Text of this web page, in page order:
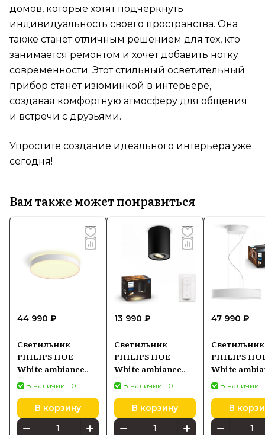
домов, которые хотят подчеркнуть
индивидуальность своего пространства. Она
также станет отличным решением для тех, кто
занимается ремонтом и хочет добавить нотку
современности. Этот стильный осветительный
прибор станет изюминкой в интерьере,
создавая комфортную атмосферу для общения
и встречи с друзьями.
Упростите создание идеального интерьера уже
сегодня!
Вам также может понравиться
44 990 ₽
Светильник
PHILIPS HUE
White ambiance
Enrave XL 48W
8718696176474
В наличии: 10
В корзину
13 990 ₽
Светильник
PHILIPS HUE
White ambiance
Pillar 5633030P9,
черный
В наличии: 10
В корзину
47 990 ₽
Светильник
PHILIPS
White
Enrave
белый
В наличии:
В